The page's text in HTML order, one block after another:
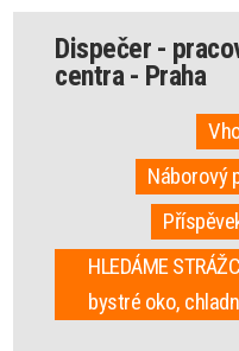
Dispečer -
centra - Praha
Náborový
HLEDÁME
bystré oko,